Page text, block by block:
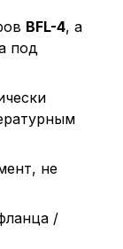
BFL-4, а
под
не
/